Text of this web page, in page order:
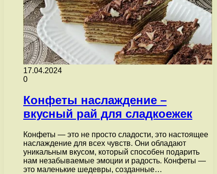
17.04.2024
0
Конфеты наслаждение –
вкусный рай для сладкоежек
Конфеты — это не просто сладости, это настоящее
наслаждение для всех чувств. Они обладают
уникальным вкусом, который способен подарить
нам незабываемые эмоции и радость. Конфеты —
это маленькие шедевры, созданные…